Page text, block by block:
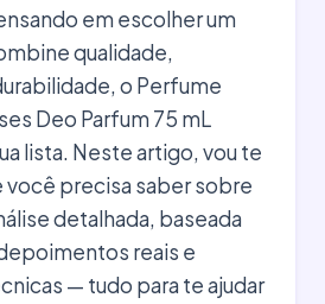
em escolher um
qualidade,
o Perfume
Deo Parfum 75 mL
lista. Neste artigo, vou te
você precisa saber sobre
detalhada, baseada
reais e
— tudo para te ajudar